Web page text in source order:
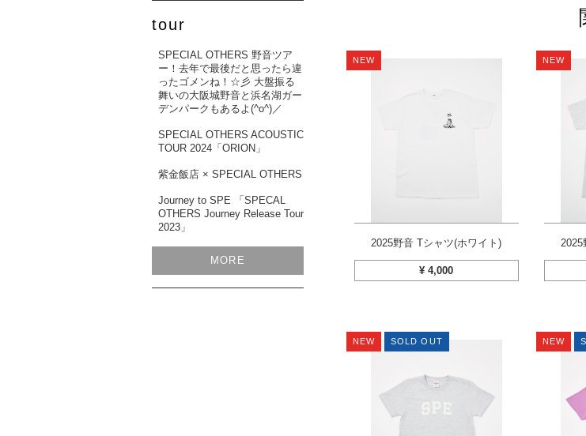
tour
SPECIAL OTHERS 野音ツア
ー！去年で最後だと思ったら違
ったゴメンね！☆彡 大盤振る
舞いの大阪城野音と浜名湖ガー
デンパークもあるよ(^o^)／
SPECIAL OTHERS ACOUSTIC
TOUR 2024「ORION」
紫金飯店 × SPECIAL OTHERS
Journey to SPE 「SPECAL
OTHERS Journey Release Tour
2023」
MORE
NEW
2025野音 Tシャツ(ホワイト)
¥4,000
NEW
NEW SOLD OUT NEW